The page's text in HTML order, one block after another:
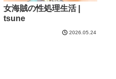
女海賊の性処理生活 |
tsune
2026.05.24